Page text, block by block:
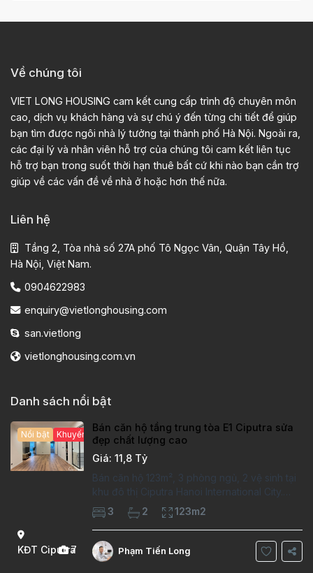
Về chúng tôi
VIET LONG HOUSING cam kết cung cấp trình độ chuyên môn
cao, dịch vụ khách hàng và sự chú ý đến từng chi tiết để giúp
bạn tìm được ngôi nhà lý tưởng tại thành phố Hà Nội. Ngoài ra,
các đại lý và nhân viên hỗ trợ của chúng tôi cam kết liên tục
hỗ trợ bạn trong suốt thời hạn thuê bất cứ khi nào bạn cần trợ
giúp về các vấn đề về nhà ở hoặc hơn thế nữa.
Liên hệ
Tầng 2, Tòa nhà số 27A phố Tô Ngọc Vân, Quận Tây Hồ,
Hà Nội, Việt Nam.
0904622983
enquiry@vietlonghousing.com
san.vietlong
vietlonghousing.com.vn
Danh sách nổi bật
KĐT Ciputra
7
Nổi bật Khuyến mại hấp dẫn
Bán căn hộ tầng trung tòa E1 Ciputra sửa
đẹp chất lượng cao
Giá: 11,8 Tỷ
Bán căn hộ 123m², 3 phòng ngủ, 2 vệ sinh tại
khu đô thị Ciputra Hanoi International City.
Căn hộ đã sửa mới kỹ, chất lượng cao, sàn
gỗ, bếp hiện đại, không gian thoáng sáng.
Thông tin căn hộ: Diện tích:
3 2 123m2
Phạm Tiến Long